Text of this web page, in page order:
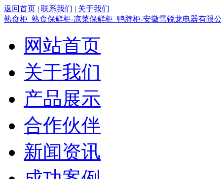
返回首页 | 联系我们 | 关于我们
熟食柜_熟食保鲜柜-凉菜保鲜柜_鸭脖柜-安徽雪锐龙电器有限
网站首页
关于我们
产品展示
合作伙伴
新闻资讯